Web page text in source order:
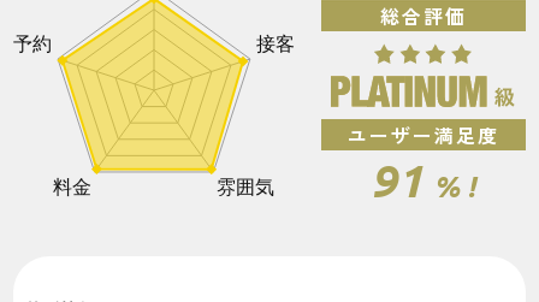
総合評価
ユーザー満足度
91 % !